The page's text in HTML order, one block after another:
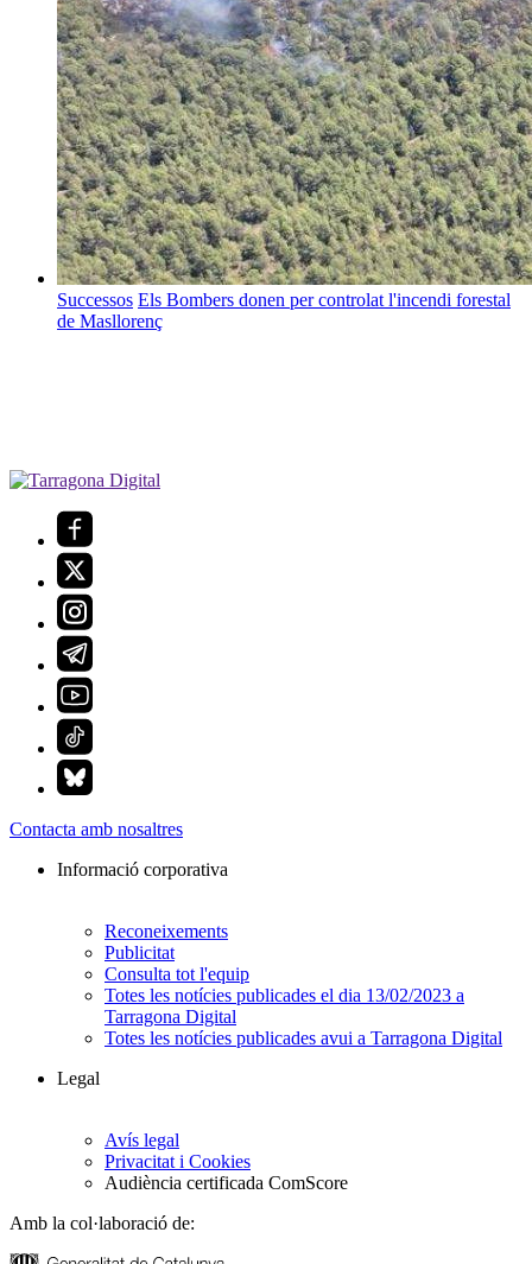
Successos Els Bombers donen per controlat l'incendi forestal
de Masllorenç
Contacta amb nosaltres
Informació corporativa
Reconeixements
Publicitat
Consulta tot l'equip
Totes les notícies publicades el dia 13/02/2023 a
Tarragona Digital
Totes les notícies publicades avui a Tarragona Digital
Legal
Avís legal
Privacitat i Cookies
Audiència certificada ComScore
Amb la col·laboració de: